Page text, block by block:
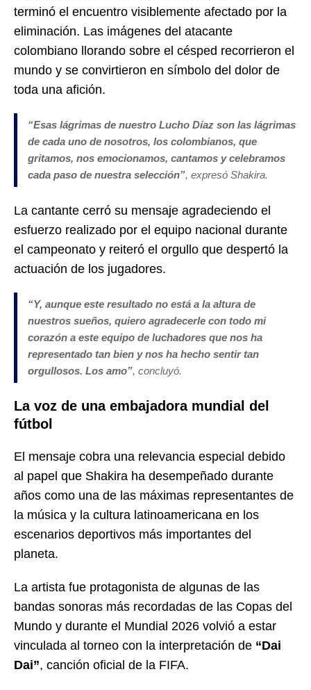
terminó el encuentro visiblemente afectado por la
eliminación. Las imágenes del atacante
colombiano llorando sobre el césped recorrieron el
mundo y se convirtieron en símbolo del dolor de
toda una afición.
“Esas lágrimas de nuestro Lucho Díaz son las lágrimas
de cada uno de nosotros, los colombianos, que
gritamos, nos emocionamos, cantamos y celebramos
cada paso de nuestra selección”, expresó Shakira.
La cantante cerró su mensaje agradeciendo el
esfuerzo realizado por el equipo nacional durante
el campeonato y reiteró el orgullo que despertó la
actuación de los jugadores.
“Y, aunque este resultado no está a la altura de
nuestros sueños, quiero agradecerle con todo mi
corazón a este equipo de luchadores que nos ha
representado tan bien y nos ha hecho sentir tan
orgullosos. Los amo”, concluyó.
La voz de una embajadora mundial del
fútbol
El mensaje cobra una relevancia especial debido
al papel que Shakira ha desempeñado durante
años como una de las máximas representantes de
la música y la cultura latinoamericana en los
escenarios deportivos más importantes del
planeta.
La artista fue protagonista de algunas de las
bandas sonoras más recordadas de las Copas del
Mundo y durante el Mundial 2026 volvió a estar
vinculada al torneo con la interpretación de “Dai
Dai”, canción oficial de la FIFA.